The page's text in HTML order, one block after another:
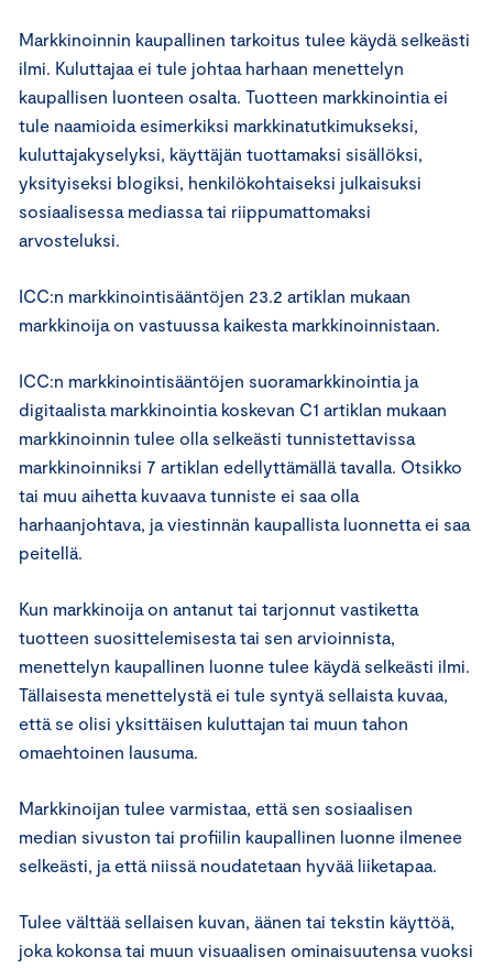
Markkinoinnin kaupallinen tarkoitus tulee käydä selkeästi
ilmi. Kuluttajaa ei tule johtaa harhaan menettelyn
kaupallisen luonteen osalta. Tuotteen markkinointia ei
tule naamioida esimerkiksi markkinatutkimukseksi,
kuluttajakyselyksi, käyttäjän tuottamaksi sisällöksi,
yksityiseksi blogiksi, henkilökohtaiseksi julkaisuksi
sosiaalisessa mediassa tai riippumattomaksi
arvosteluksi.
ICC:n markkinointisääntöjen 23.2 artiklan mukaan
markkinoija on vastuussa kaikesta markkinoinnistaan.
ICC:n markkinointisääntöjen suoramarkkinointia ja
digitaalista markkinointia koskevan C1 artiklan mukaan
markkinoinnin tulee olla selkeästi tunnistettavissa
markkinoinniksi 7 artiklan edellyttämällä tavalla. Otsikko
tai muu aihetta kuvaava tunniste ei saa olla
harhaanjohtava, ja viestinnän kaupallista luonnetta ei saa
peitellä.
Kun markkinoija on antanut tai tarjonnut vastiketta
tuotteen suosittelemisesta tai sen arvioinnista,
menettelyn kaupallinen luonne tulee käydä selkeästi ilmi.
Tällaisesta menettelystä ei tule syntyä sellaista kuvaa,
että se olisi yksittäisen kuluttajan tai muun tahon
omaehtoinen lausuma.
Markkinoijan tulee varmistaa, että sen sosiaalisen
median sivuston tai profiilin kaupallinen luonne ilmenee
selkeästi, ja että niissä noudatetaan hyvää liiketapaa.
Tulee välttää sellaisen kuvan, äänen tai tekstin käyttöä,
joka kokonsa tai muun visuaalisen ominaisuutensa vuoksi